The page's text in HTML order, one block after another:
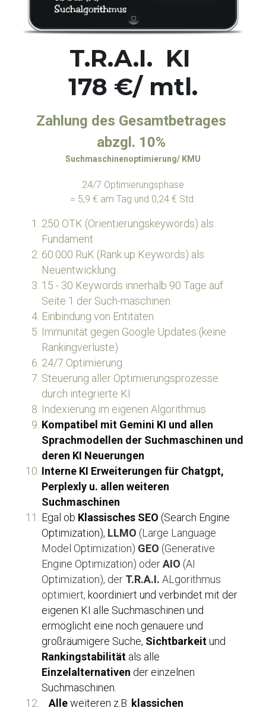
T.R.A.I.  KI
178 €/ mtl.
Zahlung des Gesamtbetrages
abzgl. 10%
Suchmaschinenoptimierung/ KMU
24/7 Optimierungsphase
= 5,9 € am Tag und 0,24 € Std.
250 OTK (Orientierungskeywords) als
Fundament
60.000 RuK (Rank up Keywords) als
Neuentwicklung
15 - 30 Keywords innerhalb 90 Tage auf
Seite 1 der Such-maschinen
Einbindung von Entitäten
Immunität gegen Google Updates (keine
Rankingverluste)
24/7 Optimierung
Steuerung aller Optimierungsprozesse
durch integrierte KI
Indexierung im eigenen Algorithmus
Kompatibel mit Gemini KI und allen
Sprachmodellen der Suchmaschinen und
deren KI Neuerungen
Interne KI Erweiterungen für Chatgpt,
Perplexly u. allen weiteren
Suchmaschinen
Egal ob Klassisches SEO (Search Engine
Optimization), LLMO (Large Language
Model Optimization) GEO (Generative
Engine Optimization) oder AIO (AI
Optimization), der T.R.A.I. ALgorithmus
optimiert, koordiniert und verbindet mit der
eigenen KI alle Suchmaschinen und
ermöglicht eine noch genauere und
großräumigere Suche, Sichtbarkeit
Rankingstabilität
Einzelalternativen der einzelnen
Suchmaschinen.
Alle weiteren z.B. klassichen